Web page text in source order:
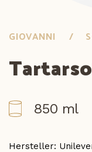
GIOVANNI
850 ml
Hersteller: